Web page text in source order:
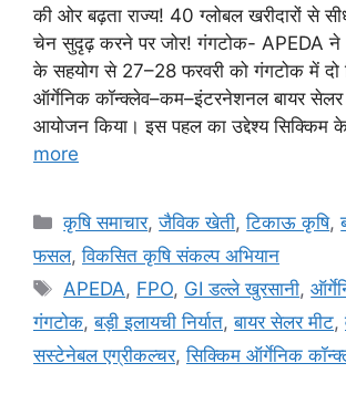
की ओर बढ़ता राज्य! 40 ग्लोबल खरीदारों से
चेन सुदृढ़ करने पर जोर! गंगटोक- APEDA ने
के सहयोग से 27–28 फरवरी को गंगटोक में दो
ऑर्गेनिक कॉन्क्लेव–कम–इंटरनेशनल बायर सेलर
आयोजन किया। इस पहल का उद्देश्य सिक्किम
more
कृषि समाचार,जैविक खेती,टिकाऊ कृषि,
फसल,विकसित कृषि संकल्प अभियान
APEDA, FPO, GI डल्ले खुरसानी,
गंगटोक,बड़ी इलायची निर्यात,बायर सेलर मीट,
सस्टेनेबल एग्रीकल्चर,सिक्किम ऑर्गेनिक